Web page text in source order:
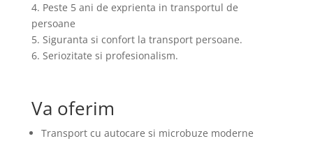
4. Peste 5 ani de exprienta in transportul de
persoane
5. Siguranta si confort la transport persoane.
6. Seriozitate si profesionalism.
Va oferim
Transport cu autocare si microbuze moderne